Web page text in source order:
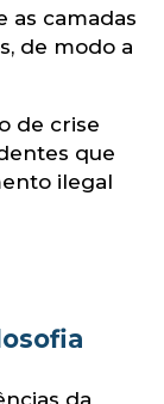
as camadas
de modo a
de crise
que
ilegal
da